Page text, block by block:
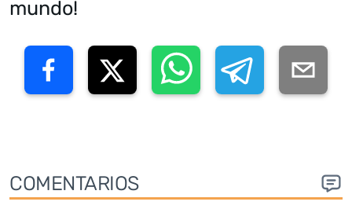
mundo!
COMENTARIOS